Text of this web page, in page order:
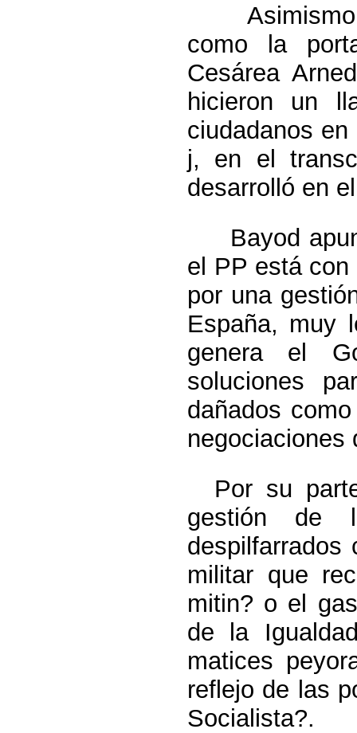
Asimismo,
como la
Cesárea
hicieron un
ciudadanos
j, en el
desarrolló en
Bayod
el PP está
por una
España, muy
genera el
soluciones
dañados
negociaciones
Por su
gestión de
militar que
mitin? o el
de la
matices
reflejo de las
Socialista?.